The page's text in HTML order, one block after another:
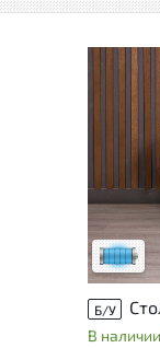
могут
следы
Низкая
Б/У
В